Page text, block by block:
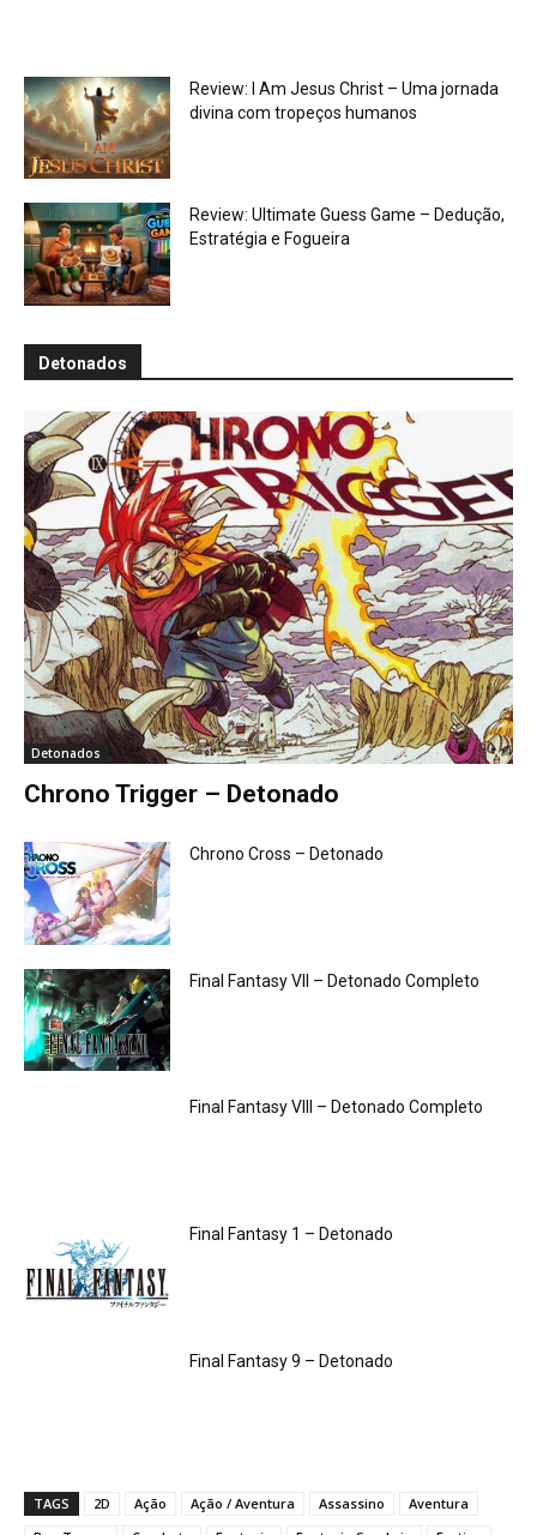
Review: I Am Jesus Christ – Uma jornada
divina com tropeços humanos
Review: Ultimate Guess Game – Dedução,
Estratégia e Fogueira
Detonados
Detonados
Chrono Trigger – Detonado
Chrono Cross – Detonado
Final Fantasy VII – Detonado Completo
Final Fantasy VIII – Detonado Completo
Final Fantasy 1 – Detonado
Final Fantasy 9 – Detonado
TAGS 2D Ação Ação / Aventura Assassino
Aventura